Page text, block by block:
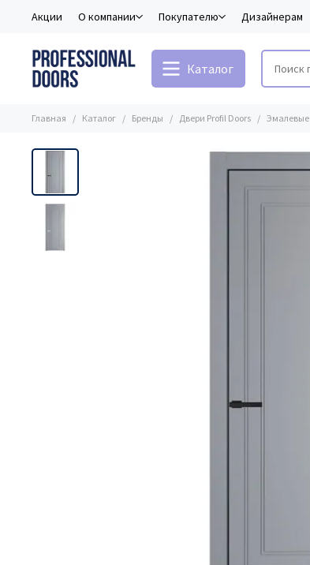
Акции О компании Покупателю Дизайнерам
Каталог
Главная Каталог Бренды Двери Profil Doors Эмалевые